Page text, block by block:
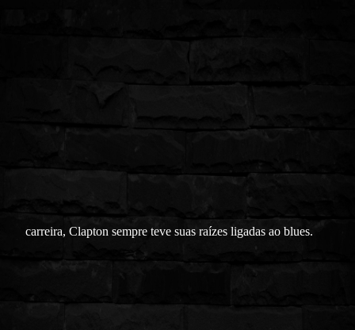
carreira, Clapton sempre teve suas raízes ligadas ao blues.